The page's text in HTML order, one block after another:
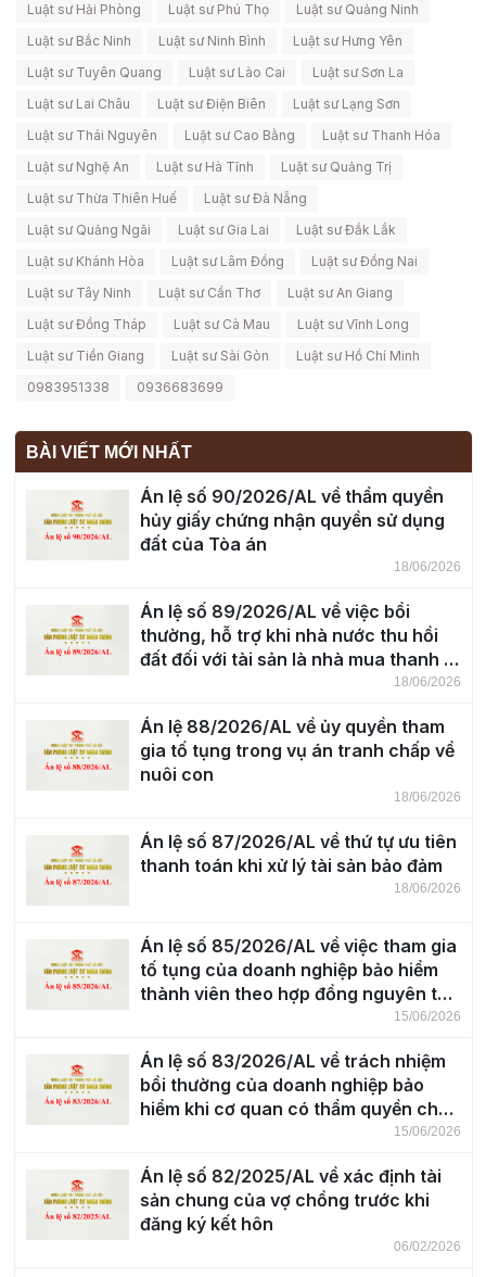
Luật sư Hải Phòng
Luật sư Phú Thọ
Luật sư Quảng Ninh
Luật sư Bắc Ninh
Luật sư Ninh Bình
Luật sư Hưng Yên
Luật sư Tuyên Quang
Luật sư Lào Cai
Luật sư Sơn La
Luật sư Lai Châu
Luật sư Điện Biên
Luật sư Lạng Sơn
Luật sư Thái Nguyên
Luật sư Cao Bằng
Luật sư Thanh Hóa
Luật sư Nghệ An
Luật sư Hà Tĩnh
Luật sư Quảng Trị
Luật sư Thừa Thiên Huế
Luật sư Đà Nẵng
Luật sư Quảng Ngãi
Luật sư Gia Lai
Luật sư Đắk Lắk
Luật sư Khánh Hòa
Luật sư Lâm Đồng
Luật sư Đồng Nai
Luật sư Tây Ninh
Luật sư Cần Thơ
Luật sư An Giang
Luật sư Đồng Tháp
Luật sư Cà Mau
Luật sư Vĩnh Long
Luật sư Tiền Giang
Luật sư Sài Gòn
Luật sư Hồ Chí Minh
0983951338
0936683699
BÀI VIẾT MỚI NHẤT
Án lệ số 90/2026/AL về thẩm quyền
hủy giấy chứng nhận quyền sử dụng
đất của Tòa án
18/06/2026
Án lệ số 89/2026/AL về việc bồi
thường, hỗ trợ khi nhà nước thu hồi
đất đối với tài sản là nhà mua thanh lý
để ở trên đất của cơ quan nhà nước
18/06/2026
Án lệ 88/2026/AL về ủy quyền tham
gia tố tụng trong vụ án tranh chấp về
nuôi con
18/06/2026
Án lệ số 87/2026/AL về thứ tự ưu tiên
thanh toán khi xử lý tài sản bảo đảm
18/06/2026
Án lệ số 85/2026/AL về việc tham gia
tố tụng của doanh nghiệp bảo hiểm
thành viên theo hợp đồng nguyên tắc
15/06/2026
Án lệ số 83/2026/AL về trách nhiệm
bồi thường của doanh nghiệp bảo
hiểm khi cơ quan có thẩm quyền chưa
xác định được người gây ra thiệt hại
15/06/2026
Án lệ số 82/2025/AL về xác định tài
sản chung của vợ chồng trước khi
đăng ký kết hôn
06/02/2026